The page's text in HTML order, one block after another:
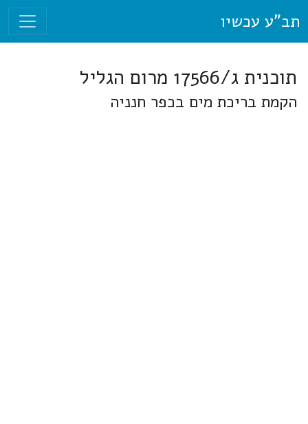
תב"ע עכשיו
תוכנית ג/17566 מרום הגליל
הקמת בריכת מים בכפר חנניה